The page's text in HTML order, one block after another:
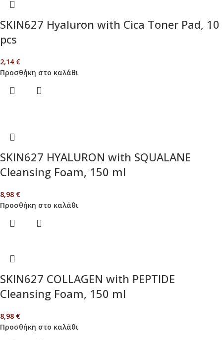
SKIN627 Hyaluron with Cica Toner Pad, 10
pcs
2,14 €
Προσθήκη στο καλάθι
SKIN627 HYALURON with SQUALANE
Cleansing Foam, 150 ml
8,98 €
Προσθήκη στο καλάθι
SKIN627 COLLAGEN with PEPTIDE
Cleansing Foam, 150 ml
8,98 €
Προσθήκη στο καλάθι